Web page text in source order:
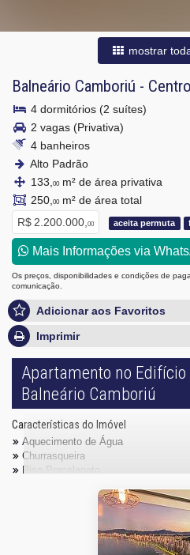
mostrar
Balneário Camboriú - Centro
4 dormitórios (2 suítes)
2 vagas (Privativa)
4 banheiros
Alto Padrão
133, 00m² de área privativa
250, 00m² de área total
R$ 2.200.000, 00 aceita permuta
Mais Informações via
Os preços, disponibilidades e condições de
comunicação.
Adicionar aos Favoritos
Imprimir
Apartamento no Edifício
Balneário Camboriú
Características do Imóvel
Aquecimento de Água
Churrasqueira
Piso Porcelanato
Acabamento em Gesso
Fechadura Eletrônica